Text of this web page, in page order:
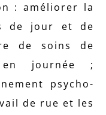
: améliorer la
de jour et de
de soins de
en journée ;
psycho-
de rue et les